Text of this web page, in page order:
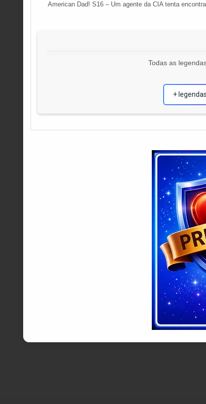
American Dad! S16 – Um agente da CIA tenta
Todas as
+